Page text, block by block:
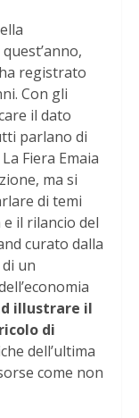
registrato
Con gli
il dato
parlano di
Fiera Emaia
ma si
di temi
il rilancio del
curato dalla
un
illustrare il
di
dell’ultima
come non